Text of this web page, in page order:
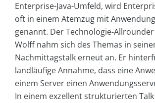
Enterprise-Java-Umfeld, wird
oft in einem Atemzug mit
genannt. Der Technologie-
Wolff nahm sich des Themas in
Nachmittagstalk erneut an. Er
landläufige Annahme, dass eine
einem Server einen
In einem exzellent strukturierten